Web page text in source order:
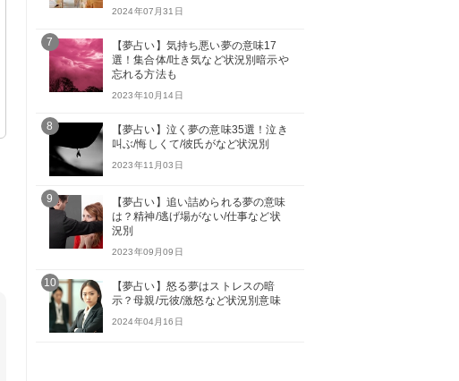
2024年07月31日
7
【夢占い】気持ち悪い夢の意味17
選！集合体/吐き気など状況別暗示や
忘れる方法も
2023年10月14日
8
【夢占い】泣く夢の意味35選！泣き
叫ぶ/悔しくて/彼氏がなど状況別
2023年11月03日
9
【夢占い】追い詰められる夢の意味
は？精神/逃げ場がない/仕事など状
況別
2023年09月09日
10
【夢占い】怒る夢はストレスの暗
示？母親/元彼/激怒など状況別意味
2024年04月16日